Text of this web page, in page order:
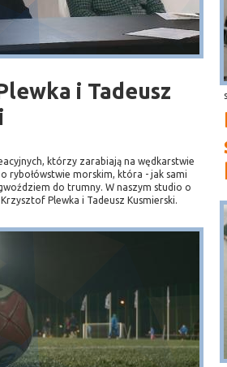
i Tadeusz
którzy zarabiają na wędkarstwie
rybołówstwie morskim, która - jak sami
do trumny. W naszym studio o
Plewka i Tadeusz Kusmierski.